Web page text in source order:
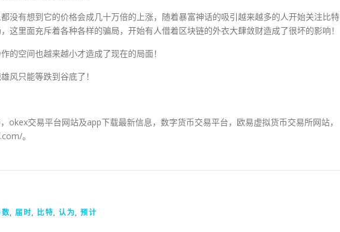
都没有想到它的价格会成几十万倍的上涨，随着暴富神话的吸引越来越多的人开始关注比特
这里面充斥着各种各样的骗局，开始有人借着区块链的外衣大肆敛财造成了很坏的影响！
的空间也越来越小才造成了现在的局面！
风只能等跌到谷底了！
okex交易平台网站及app下载最新信息，数字货币交易平台，欧易虚拟货币交易所网站，
。
, 届时, 比特, 认为, 预计